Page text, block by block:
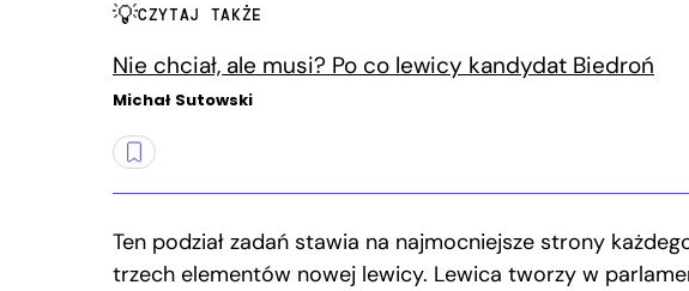
CZYTAJ TAKŻE
Nie chciał, ale musi? Po co lewicy kandydat Biedroń
Michał Sutowski
Ten podział zadań stawia na najmocniejsze strony
trzech elementów nowej lewicy. Lewica tworzy w